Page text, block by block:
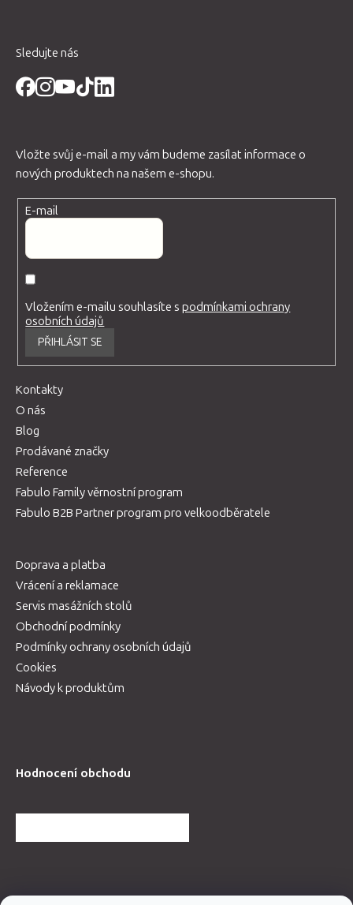
Sledujte nás
Vložte svůj e-mail a my vám budeme zasílat informace o
nových produktech na našem e-shopu.
E-mail
Vložením e-mailu souhlasíte spodmínkami ochrany
osobních údajů
PŘIHLÁSIT SE
Kontakty
O nás
Blog
Prodávané značky
Reference
Fabulo Family věrnostní program
Fabulo B2B Partner program pro velkoodběratele
Doprava a platba
Vrácení a reklamace
Servis masážních stolů
Obchodní podmínky
Podmínky ochrany osobních údajů
Cookies
Návody k produktům
Hodnocení obchodu